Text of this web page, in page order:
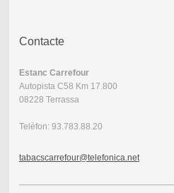
Contacte
Estanc Carrefour
Autopista C58 Km 17.800
08228 Terrassa
Telèfon: 93.783.88.20
tabacscarrefour@telefonica.net